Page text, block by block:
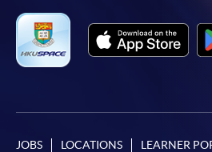
*信用咭網上繳費服務- 申請
Mastercard（包括「香港大
月免息分期付款優惠，必須親臨
JOBS LOCATIONS LEARNER